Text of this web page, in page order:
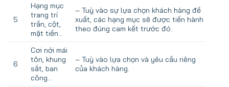
5
Hạng mục
trang trí
trần, cột,
mặt tiền…
– Tuỳ vào sự lựa chọn khách hàng đề
xuất, các hạng mục sẽ được tiến hành
theo đúng cam kết trước đó.
6
Cơi nới mái
tôn, khung
sắt, ban
công…
– Tuỳ vào lựa chọn và yêu cầu riêng
của khách hàng.